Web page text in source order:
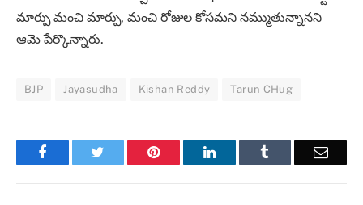
మార్పు మంచి మార్పు, మంచి రోజుల కోసమని నమ్ముతున్నానని
ఆమె పేర్కొన్నారు.
BJP Jayasudha Kishan Reddy Tarun CHug
Facebook Pinterest LinkedIn Email